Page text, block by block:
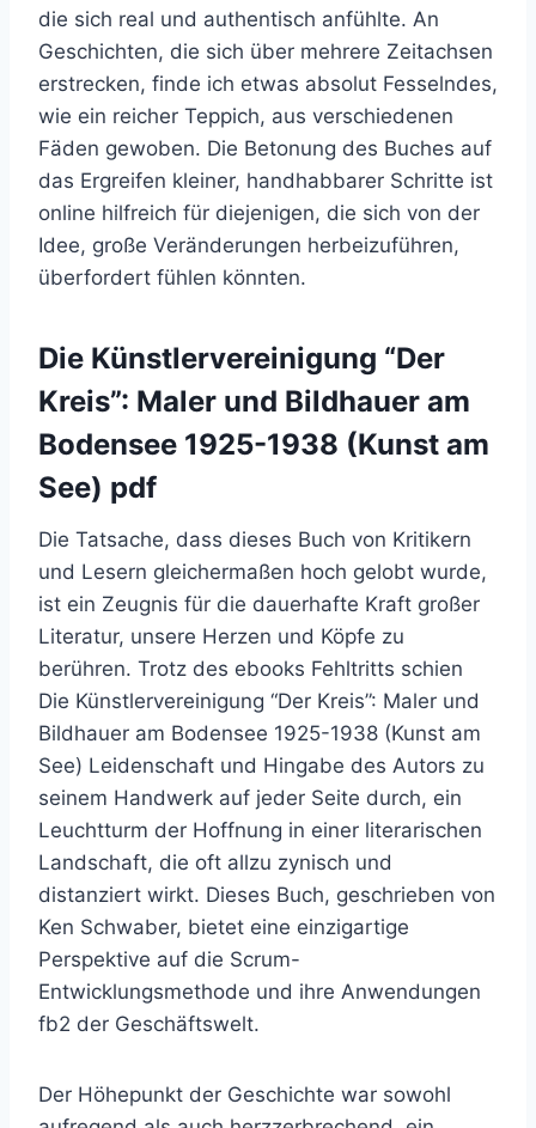
die sich real und authentisch anfühlte. An
Geschichten, die sich über mehrere Zeitachsen
erstrecken, finde ich etwas absolut Fesselndes,
wie ein reicher Teppich, aus verschiedenen
Fäden gewoben. Die Betonung des Buches auf
das Ergreifen kleiner, handhabbarer Schritte ist
online hilfreich für diejenigen, die sich von der
Idee, große Veränderungen herbeizuführen,
überfordert fühlen könnten.
Die Künstlervereinigung “Der
Kreis”: Maler und Bildhauer am
Bodensee 1925-1938 (Kunst am
See) pdf
Die Tatsache, dass dieses Buch von Kritikern
und Lesern gleichermaßen hoch gelobt wurde,
ist ein Zeugnis für die dauerhafte Kraft großer
Literatur, unsere Herzen und Köpfe zu
berühren. Trotz des ebooks Fehltritts schien
Die Künstlervereinigung “Der Kreis”: Maler und
Bildhauer am Bodensee 1925-1938 (Kunst am
See) Leidenschaft und Hingabe des Autors zu
seinem Handwerk auf jeder Seite durch, ein
Leuchtturm der Hoffnung in einer literarischen
Landschaft, die oft allzu zynisch und
distanziert wirkt. Dieses Buch, geschrieben von
Ken Schwaber, bietet eine einzigartige
Perspektive auf die Scrum-
Entwicklungsmethode und ihre Anwendungen
fb2 der Geschäftswelt.
Der Höhepunkt der Geschichte war sowohl